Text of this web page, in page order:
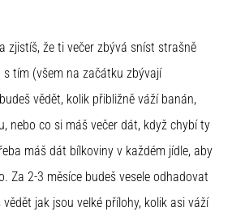
zjistíš, že ti večer zbývá sníst strašně
s tím (všem na začátku zbývají
vědět, kolik přibližně váží banán,
nebo co si máš večer dát, když chybí ty
máš dát bílkoviny v každém jídle, aby
Za 2-3 měsíce budeš vesele odhadovat
jak jsou velké přílohy, kolik asi váží